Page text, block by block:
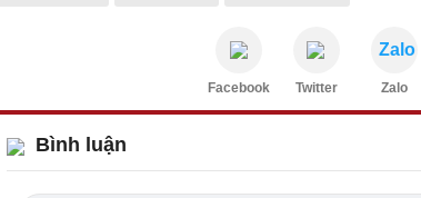
Facebook Twitter
Zalo
Zalo
Bình luận